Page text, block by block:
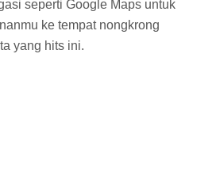
seperti Google Maps untuk
ke tempat nongkrong
yang hits ini.